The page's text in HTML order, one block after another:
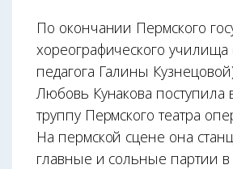
По окончании Пермского
хореографического училища
педагога Галины
Любовь Кунакова поступила
труппу Пермского театра
На пермской сцене она
главные и сольные партии в